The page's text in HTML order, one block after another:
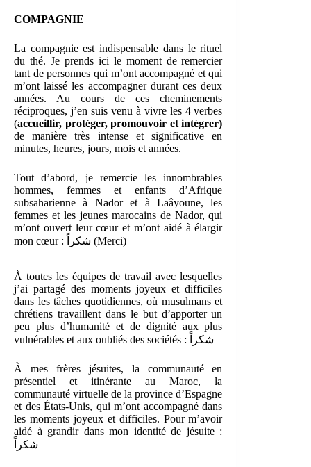
COMPAGNIE
La compagnie est indispensable dans le rituel
du thé. Je prends ici le moment de remercier
tant de personnes qui m’ont accompagné et qui
m’ont laissé les accompagner durant ces deux
années. Au cours de ces cheminements
réciproques, j’en suis venu à vivre les 4 verbes
(accueillir, protéger, promouvoir et intégrer)
de manière très intense et significative en
minutes, heures, jours, mois et années.
Tout d’abord, je remercie les innombrables
hommes, femmes et enfants d’Afrique
subsaharienne à Nador et à Laâyoune, les
femmes et les jeunes marocains de Nador, qui
m’ont ouvert leur cœur et m’ont aidé à élargir
mon cœur : شكراً (Merci)
À toutes les équipes de travail avec lesquelles
j’ai partagé des moments joyeux et difficiles
dans les tâches quotidiennes, où musulmans et
chrétiens travaillent dans le but d’apporter un
peu plus d’humanité et de dignité aux plus
vulnérables et aux oubliés des sociétés : شكراً
À mes frères jésuites, la communauté en
présentiel et itinérante au Maroc, la
communauté virtuelle de la province d’Espagne
et des États-Unis, qui m’ont accompagné dans
les moments joyeux et difficiles. Pour m’avoir
aidé à grandir dans mon identité de jésuite :
شكراً